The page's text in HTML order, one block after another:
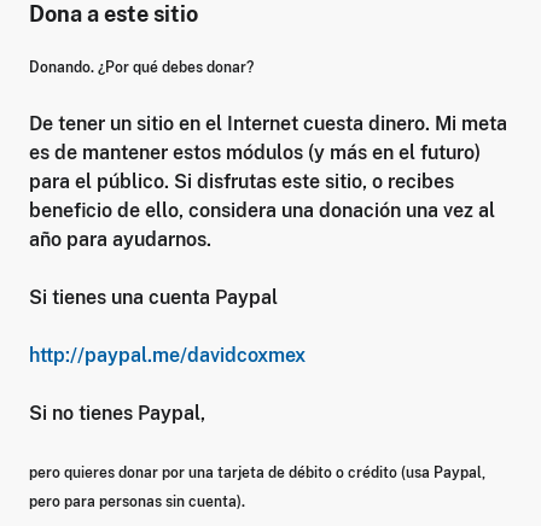
Dona a este sitio
Donando. ¿Por qué debes donar?
De tener un sitio en el Internet cuesta dinero. Mi meta
es de mantener estos módulos (y más en el futuro)
para el público. Si disfrutas este sitio, o recibes
beneficio de ello, considera una donación una vez al
año para ayudarnos.
Si tienes una cuenta Paypal
http://paypal.me/davidcoxmex
Si no tienes Paypal,
pero quieres donar por una tarjeta de débito o crédito (usa Paypal,
pero para personas sin cuenta).